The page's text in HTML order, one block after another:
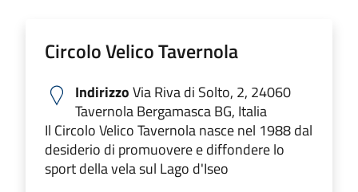
Circolo Velico Tavernola
IndirizzoVia Riva di Solto, 2, 24060
Tavernola Bergamasca BG, Italia
Il Circolo Velico Tavernola nasce nel 1988 dal
desiderio di promuovere e diffondere lo
sport della vela sul Lago d'Iseo